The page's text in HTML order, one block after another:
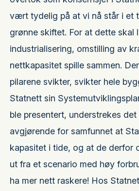
vært tydelig på at vi nå står i et
grønne skiftet. For at dette skal
industrialisering, omstilling av
nettkapasitet spille sammen.
pilarene svikter, svikter hele
Statnett sin
ble presentert, understrekes
avgjørende for samfunnet at
kapasitet i tide, og at de derfor
ut fra et scenario med høy
ha mer nett raskere! Hos